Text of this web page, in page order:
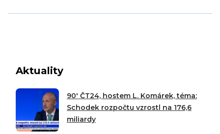
Aktuality
90′ ČT24, hostem L. Komárek, téma:
Schodek rozpočtu vzrostl na 176,6
miliardy